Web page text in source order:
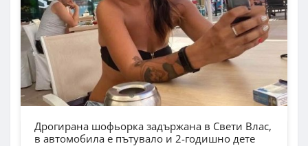
Дрогирана шофьорка задържана в Свети Влас,
в автомобила е пътувало и 2-годишно дете